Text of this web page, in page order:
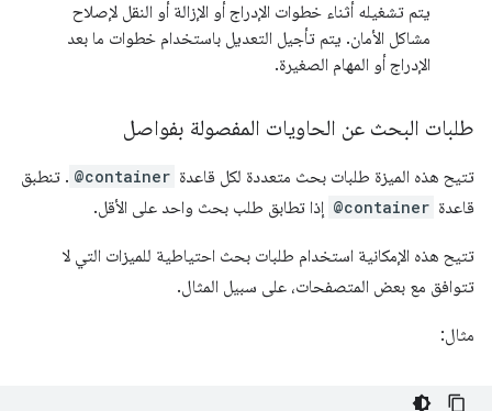
يتم تشغيله أثناء خطوات الإدراج أو الإزالة أو النقل لإصلاح
مشاكل الأمان. يتم تأجيل التعديل باستخدام خطوات ما بعد
الإدراج أو المهام الصغيرة.
طلبات البحث عن الحاويات المفصولة بفواصل
تتيح هذه الميزة طلبات بحث متعددة لكل قاعدة @container . تنطبق
قاعدة @container إذا تطابق طلب بحث واحد على الأقل.
تتيح هذه الإمكانية استخدام طلبات بحث احتياطية للميزات التي لا
تتوافق مع بعض المتصفحات، على سبيل المثال.
مثال: